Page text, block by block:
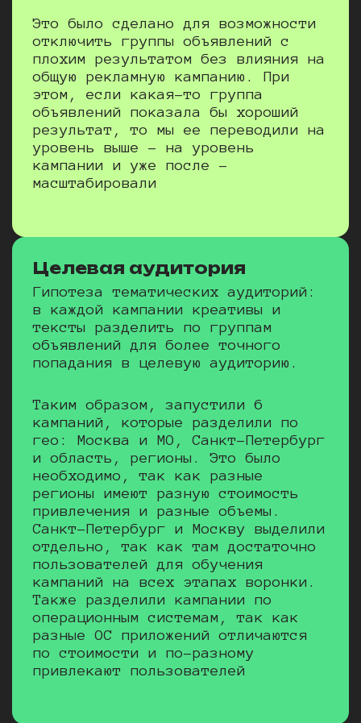
Это было сделано для возможности
отключить группы объявлений с
плохим результатом без влияния на
общую рекламную кампанию. При
этом, если какая-то группа
объявлений показала бы хороший
результат, то мы ее переводили на
уровень выше – на уровень
кампании и уже после –
масштабировали
Целевая аудитория
Гипотеза тематических аудиторий:
в каждой кампании креативы и
тексты разделить по группам
объявлений для более точного
попадания в целевую аудиторию.
Таким образом, запустили 6
кампаний, которые разделили по
гео: Москва и МО, Санкт-Петербург
и область, регионы. Это было
необходимо, так как разные
регионы имеют разную стоимость
привлечения и разные объемы.
Санкт-Петербург и Москву выделили
отдельно, так как там достаточно
пользователей для обучения
кампаний на всех этапах воронки.
Также разделили кампании по
операционным системам, так как
разные ОС приложений отличаются
по стоимости и по-разному
привлекают пользователей